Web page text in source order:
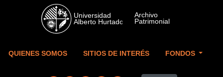
Skip to main content
QUIENES SOMOS SITIOS DE INTERÉS FONDOS